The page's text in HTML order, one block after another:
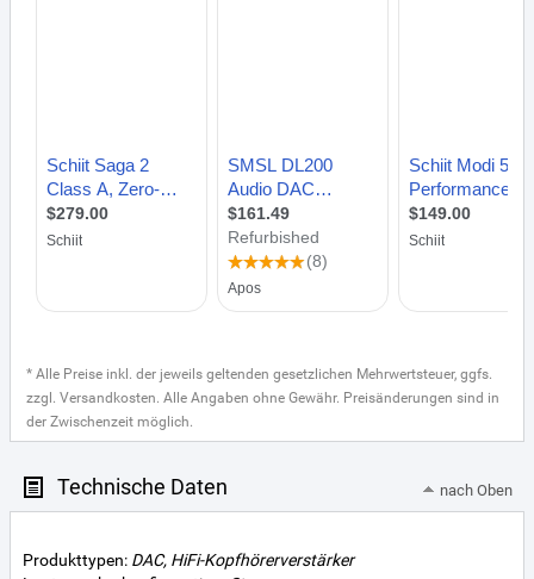
* Alle Preise inkl. der jeweils geltenden gesetzlichen Mehrwertsteuer, ggfs.
zzgl. Versandkosten. Alle Angaben ohne Gewähr. Preisänderungen sind in
der Zwischenzeit möglich.
Technische Daten nach Oben
Produkttypen: DAC, HiFi-Kopfhörerverstärker